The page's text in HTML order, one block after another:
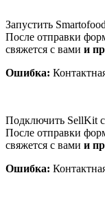
Запустить
После отправки
свяжется с вами и
Ошибка:
Подключить SellKit
После отправки
свяжется с вами и
Ошибка: